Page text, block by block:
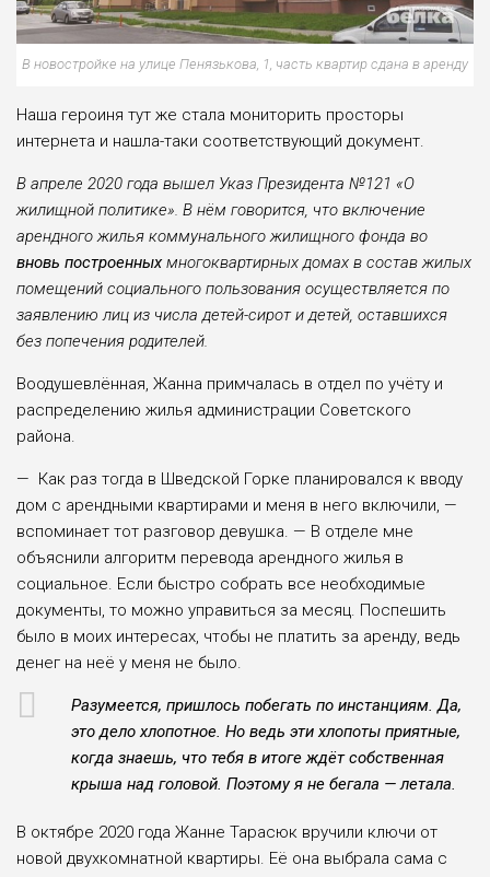
В новостройке на улице Пенязькова, 1, часть квартир сдана в аренду
Наша героиня тут же стала мониторить просторы
интернета и нашла-таки соот­ветствующий документ.
В апреле 2020 года вышел Указ Президента №121 «О
жилищной по­литике». В нём говорится, что вклю­чение
арендного жилья коммунально­го жилищного фонда во
вновь постро­енныхмногоквартирных домах в со­став жилых
помещений социального пользования осуществляется по
заяв­лению лиц из числа детей-сирот и де­тей, оставшихся
без попечения родите­лей.
Воодушевлённая, Жанна примча­лась в отдел по учёту и
распределе­нию жилья администрации Совет­ского
района.
— Как раз тогда в Шведской Горке планировался к вводу
дом с арендными квартирами и меня в него включили, —
вспоминает тот разго­вор девушка. — В отделе мне
объяснили алгоритм пере­вода арендного жилья в
социальное. Если быстро собрать все необходимые
документы, то можно управиться за месяц. Поспешить
было в моих интересах, чтобы не платить за аренду, ведь
денег на неё у меня не было.
Разумеется, пришлось побегать по инстанциям. Да,
это дело хлопотное. Но ведь эти хлопоты приятные,
когда знаешь, что тебя в итоге ждёт собственная
крыша над головой. Поэтому я не бегала — летала.
В октябре 2020 года Жанне Тара­сюк вручили ключи от
новой двух­комнатной квартиры. Её она выбрала сама с